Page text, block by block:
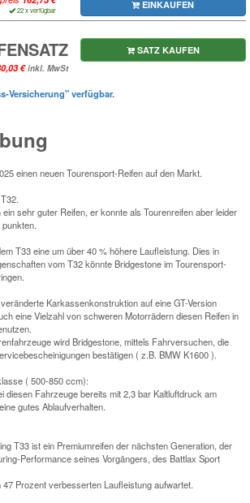
22 x verfügbar EINKAUFEN
inkl. MwSt
SATZ KAUFEN
Versicherung" verfügbar.
einen neuen Tourensport-Reifen auf den Markt.
sehr guter Reifen, er konnte als Tourenreifen aber leider
T33 eine um über 40 % höhere Laufleistung. Dies in
vom T32 könnte Bridgestone im Tourensport-
Karkassenkonstruktion auf eine GT-Version
eine Vielzahl von schweren Motorrädern diesen Reifen in
wird Bridgestone, mittels Fahrversuchen, die
bestätigen ( z.B. BMW K1600 ).
( 500-850 ccm):
diesen Fahrzeuge bereits mit 2,3 bar Kaltluftdruck am
gutes Ablaufverhalten.
T33 ist ein Premiumreifen der nächsten Generation, der
Performance seines Vorgängers, des Battlax Sport
47 Prozent verbesserten Laufleistung aufwartet.